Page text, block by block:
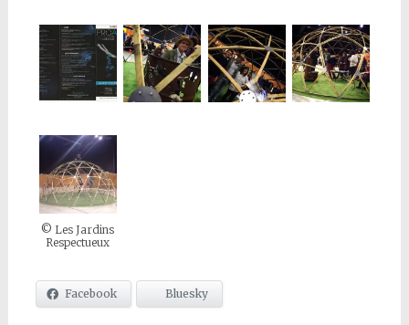
© Les Jardins
Respectueux
Facebook Bluesky